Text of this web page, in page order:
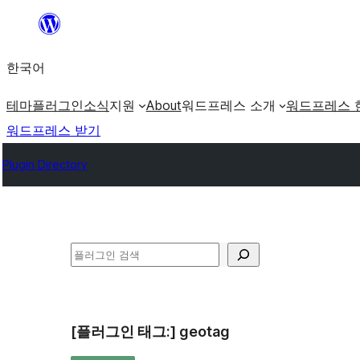
츠
로
로
가
한국어
테마플러그인소식지원 About워드프레스 소개 워드프레스
워드프레스 받기
Plugin Directory
검
[플러그인 태그:] geotag